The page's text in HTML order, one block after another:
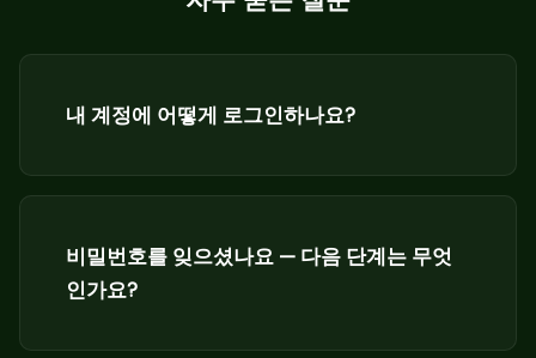
내 계정에 어떻게 로그인하나요?
비밀번호를 잊으셨나요 — 다음 단계는 무엇
인가요?